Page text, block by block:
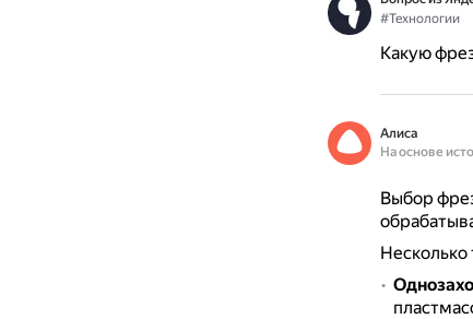
#Технологии
Какую
Алиса
На основе
Выбор
Несколько